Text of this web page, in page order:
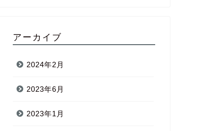
アーカイブ
2024年2月
2023年6月
2023年1月